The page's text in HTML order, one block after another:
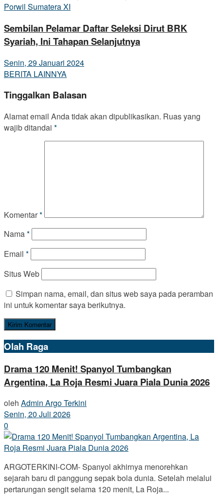
Sembilan Pelamar Daftar Seleksi Dirut BRK
Syariah, Ini Tahapan Selanjutnya
Senin, 29 Januari 2024
BERITA LAINNYA
Tinggalkan Balasan
Alamat email Anda tidak akan dipublikasikan. Ruas yang
wajib ditandai *
Komentar*
Nama*
Email *
Situs Web
Simpan nama, email, dan situs web saya pada peramban
ini untuk komentar saya berikutnya.
Olah Raga
Drama 120 Menit! Spanyol Tumbangkan
Argentina, La Roja Resmi Juara Piala Dunia 2026
oleh Admin Argo Terkini
Senin, 20 Juli 2026
0
ARGOTERKINI-COM- Spanyol akhirnya menorehkan
sejarah baru di panggung sepak bola dunia. Setelah melalui
pertarungan sengit selama 120 menit, La Roja...